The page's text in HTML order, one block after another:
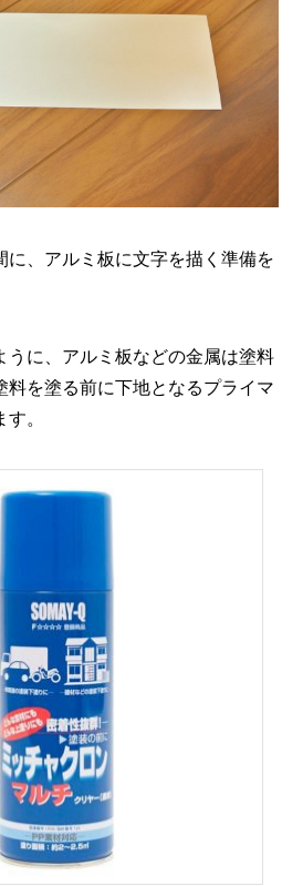
に、アルミ板に文字を描く準備を
うに、アルミ板などの金属は塗料
料を塗る前に下地となるプライマ
。